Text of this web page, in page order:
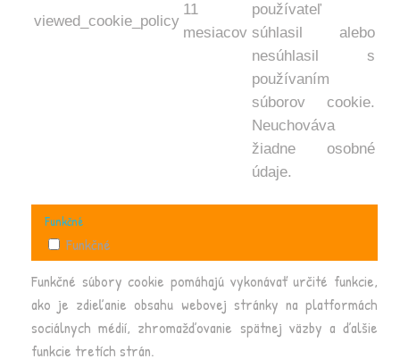
viewed_cookie_policy
11
mesiacov
používateľ
súhlasil alebo
nesúhlasil s
používaním
súborov cookie.
Neuchováva
žiadne osobné
údaje.
Funkčné
Funkčné
Funkčné súbory cookie pomáhajú vykonávať určité funkcie,
ako je zdieľanie obsahu webovej stránky na platformách
sociálnych médií, zhromažďovanie spätnej väzby a ďalšie
funkcie tretích strán.